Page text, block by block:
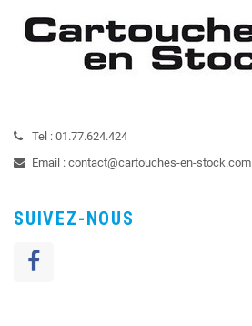
Tel : 01.77.624.424
Email : contact@cartouches-en-stock.com
SUIVEZ-NOUS